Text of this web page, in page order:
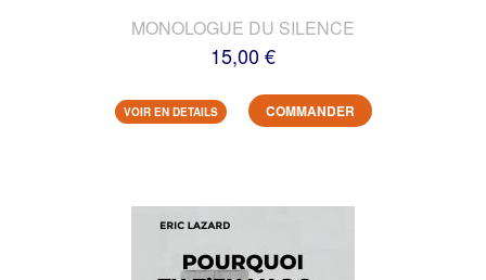
MONOLOGUE DU SILENCE
15,00 €
VOIR EN DETAILS COMMANDER